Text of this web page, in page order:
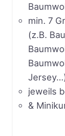
min. 7
(z.B.
jeweils
&